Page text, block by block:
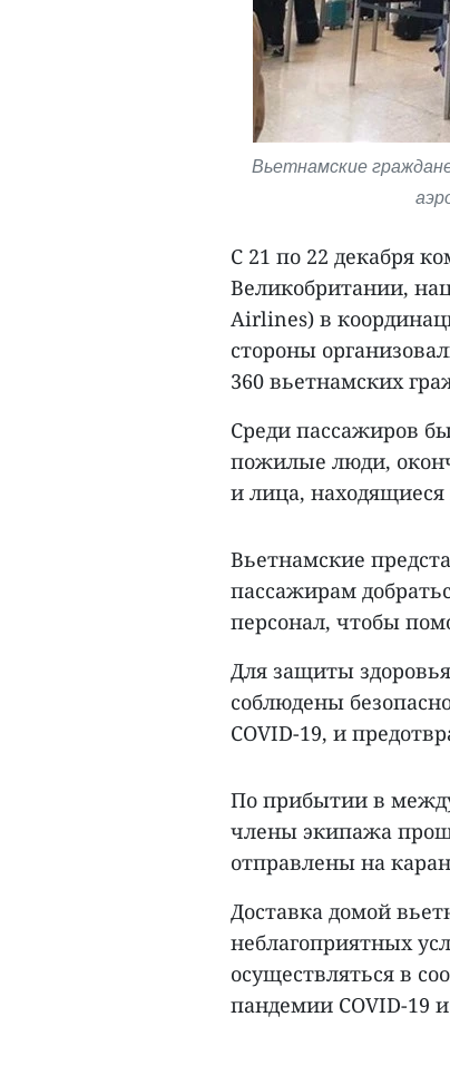
Вьетнамские
С 21 по 22 декабря
Великобритании,
Airlines) в
стороны
360 вьетнамских
Среди пассажиров
пожилые люди,
и лица, находящиеся
Вьетнамские
пассажирам
персонал, чтобы
Для защиты
соблюдены
COVID-19, и
По прибытии в
члены экипажа
отправлены на
Доставка домой
неблагоприятных
осуществляться в
пандемии COVID-19